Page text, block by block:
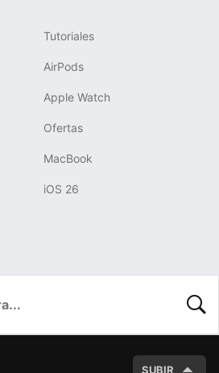
Tutoriales
AirPods
Apple Watch
Ofertas
MacBook
iOS 26
SUBIR